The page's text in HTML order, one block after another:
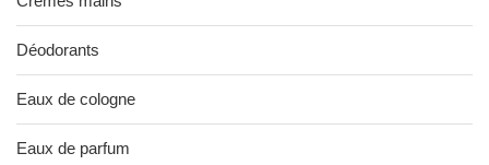
Déodorants
Eaux de cologne
Eaux de parfum